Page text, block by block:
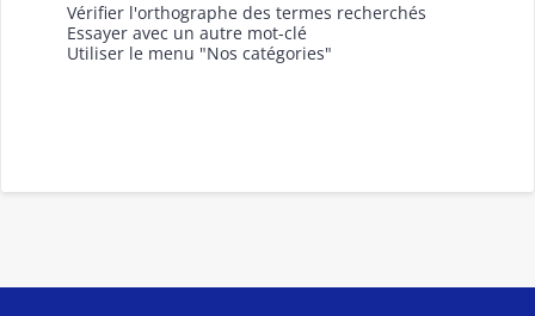
Vérifier l'orthographe des termes recherchés
Essayer avec un autre mot-clé
Utiliser le menu "Nos catégories"